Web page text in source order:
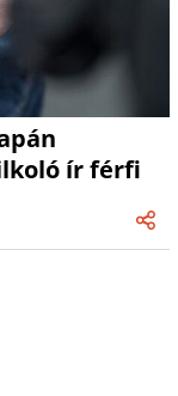
ír férfi